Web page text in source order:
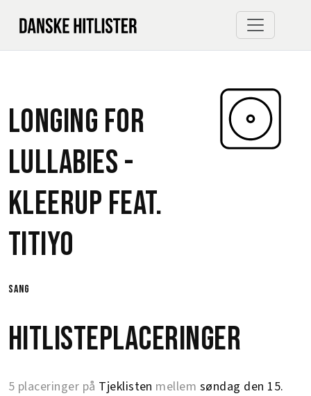
Longing For
Lullabies -
Kleerup feat.
Titiyo
sang
Hitlisteplaceringer
5 placeringer på Tjeklisten mellem søndag den 15.